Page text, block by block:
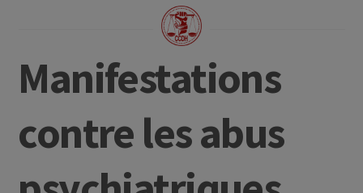
Manifestations
contre les abus